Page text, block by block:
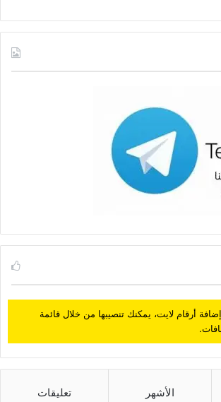
أرقام لايت، يمكنك تنصيبها من خلال قائمة
الأشهر تعليقات